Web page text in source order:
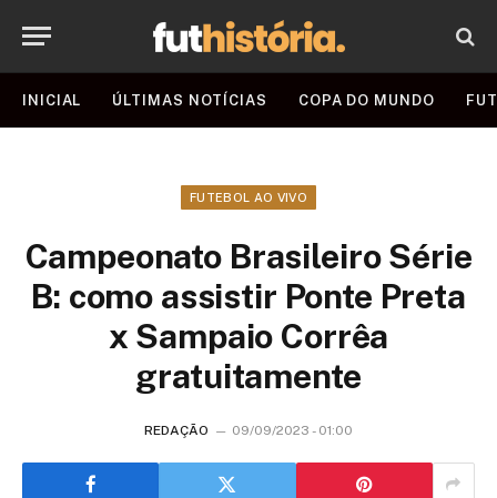
INICIAL ÚLTIMAS NOTÍCIAS COPA DO MUNDO
FUTEBOL AO VIVO
Campeonato Brasileiro Série
B: como assistir Ponte Preta
x Sampaio Corrêa
gratuitamente
REDAÇÃO 09/09/2023 - 01:00